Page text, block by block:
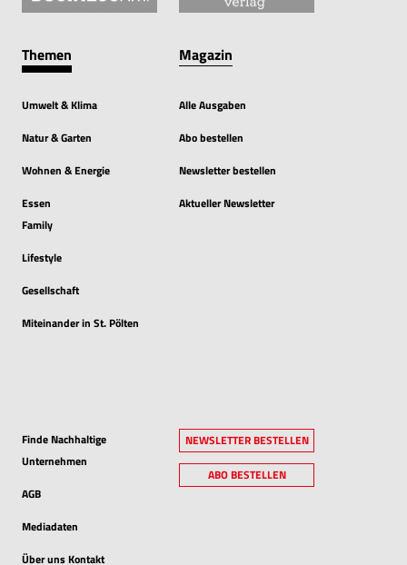
Themen
Umwelt & Klima
Natur & Garten
Wohnen & Energie
Essen
Family
Lifestyle
Gesellschaft
Miteinander in St. Pölten
Magazin
Alle Ausgaben
Abo bestellen
Newsletter bestellen
Aktueller Newsletter
Finde Nachhaltige
Unternehmen
AGB
Mediadaten
Über uns Kontakt
NEWSLETTER BESTELLEN
ABO BESTELLEN